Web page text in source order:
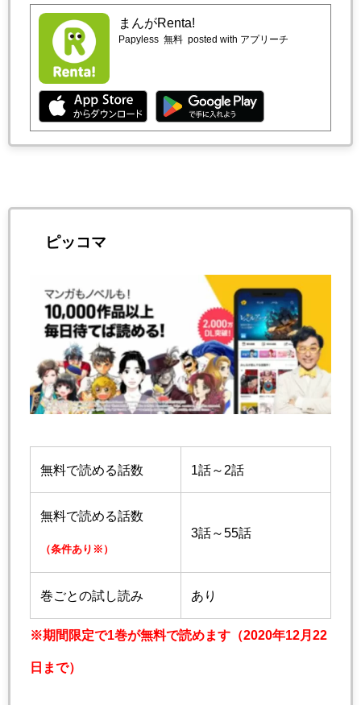
まんがRenta!
Papyless 無料 posted with アプリーチ
ピッコマ
無料で読める話数 1話～2話
無料で読める話数
（条件あり※）
3話～55話
巻ごとの試し読み あり
※期間限定で1巻が無料で読めます（2020年12月22
日まで）